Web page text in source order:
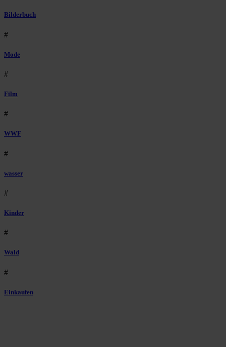
Bilderbuch
#
Mode
#
Film
#
WWF
#
wasser
#
Kinder
#
Wald
#
Einkaufen